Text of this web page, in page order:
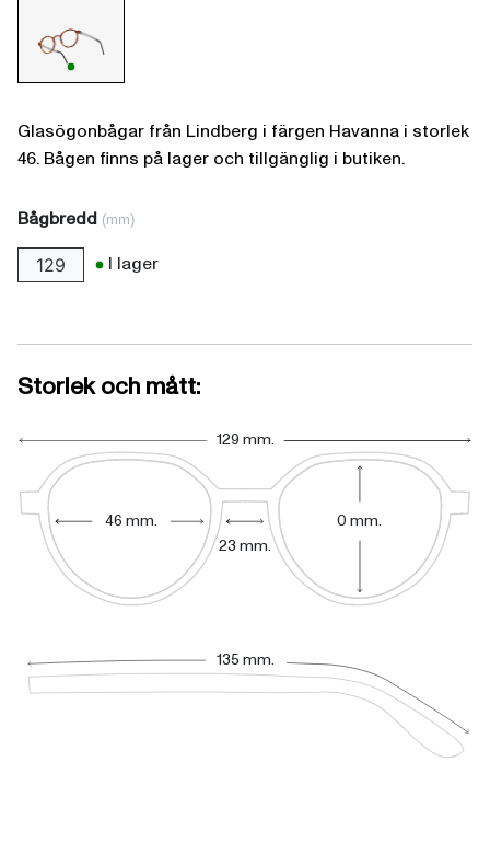
Glasögonbågar från Lindberg i färgen Havanna i storlek
46. Bågen finns på lager och tillgänglig i butiken.
Bågbredd (mm)
129 I lager
Storlek och mått:
23 mm.
46 mm. 0 mm.
129 mm.
135 mm.